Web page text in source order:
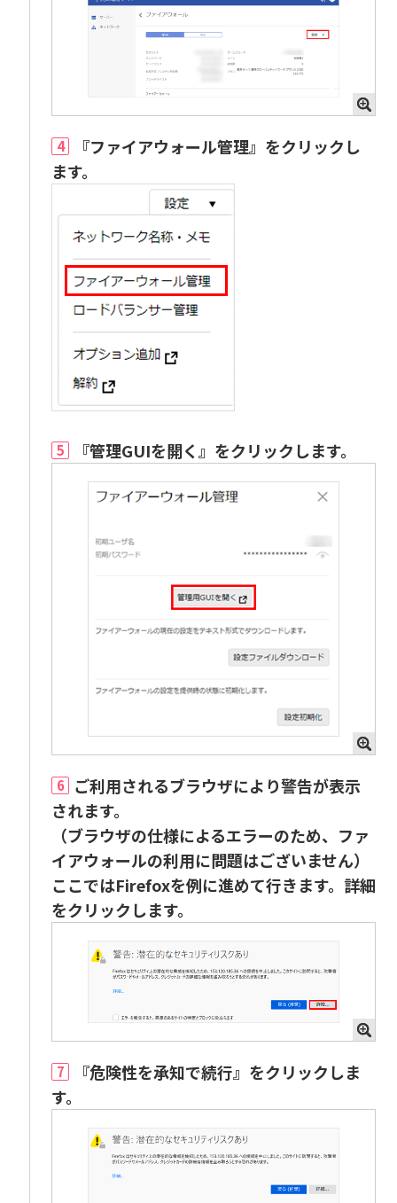
4
『ファイアウォール管理』をクリックし
ます。
5 『管理GUIを開く』をクリックします。
6 ご利用されるブラウザにより警告が表示
されます。
（ブラウザの仕様によるエラーのため、ファ
イアウォールの利用に問題はございません）
ここではFirefoxを例に進めて行きます。詳細
をクリックします。
7
『危険性を承知で続行』をクリックしま
す。